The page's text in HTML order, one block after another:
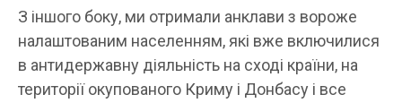
З іншого боку, ми отримали анклави з вороже
налаштованим населенням, які вже включилися
в антидержавну діяльність на сході країни, на
території окупованого Криму і Донбасу і все